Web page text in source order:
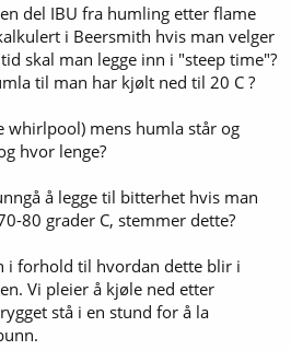
del IBU fra humling etter flame
i Beersmith hvis man velger
skal man legge inn i "steep time"?
til man har kjølt ned til 20 C ?
whirlpool) mens humla står og
hvor lenge?
å legge til bitterhet hvis man
80 grader C, stemmer dette?
i forhold til hvordan dette blir i
Vi pleier å kjøle ned etter
stå i en stund for å la